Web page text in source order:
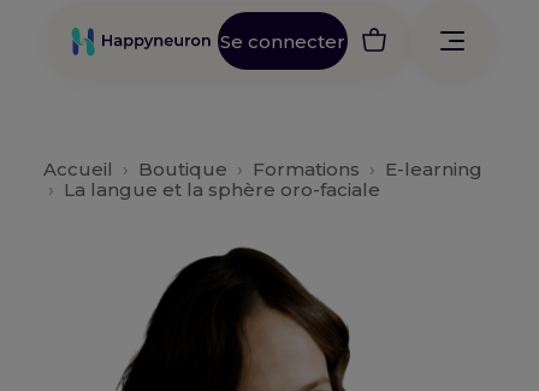
Se connecter
Accueil › Boutique › Formations › E-learning
› La langue et la sphère oro-faciale